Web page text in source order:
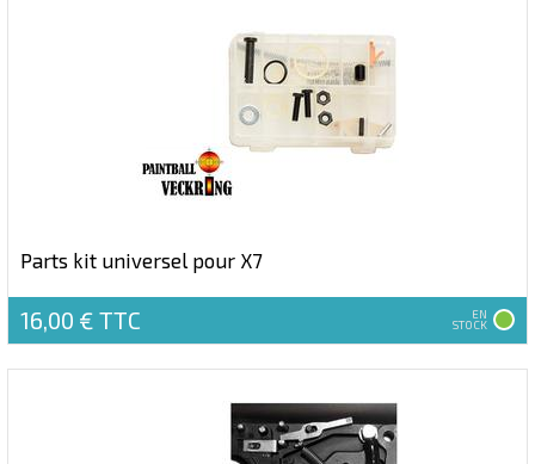
Parts kit universel pour X7
16,00 € TTC EN
STOCK